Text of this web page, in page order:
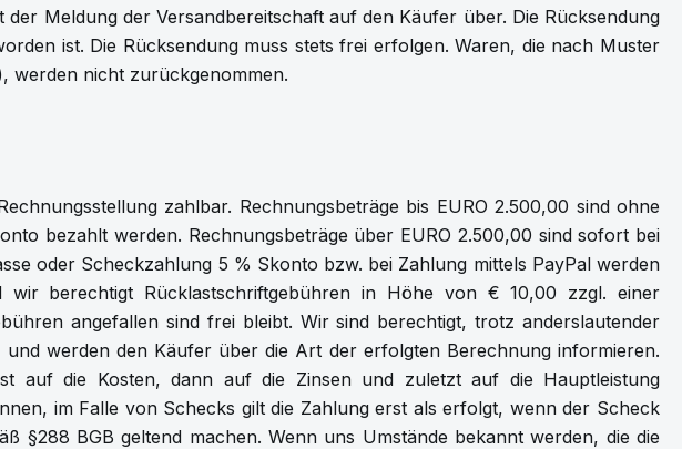
Meldung der Versandbereitschaft auf den Käufer über. Die Rücksendung
ist. Die Rücksendung muss stets frei erfolgen. Waren, die nach Muster
werden nicht zurückgenommen.
zahlbar. Rechnungsbeträge bis EURO 2.500,00 sind ohne
bezahlt werden. Rechnungsbeträge über EURO 2.500,00 sind sofort bei
oder Scheckzahlung 5 % Skonto bzw. bei Zahlung mittels PayPal werden
berechtigt Rücklastschriftgebühren in Höhe von € 10,00 zzgl. einer
angefallen sind frei bleibt. Wir sind berechtigt, trotz anderslautender
werden den Käufer über die Art der erfolgten Berechnung informieren.
auf die Kosten, dann auf die Zinsen und zuletzt auf die Hauptleistung
im Falle von Schecks gilt die Zahlung erst als erfolgt, wenn der Scheck
§288 BGB geltend machen. Wenn uns Umstände bekannt werden, die die